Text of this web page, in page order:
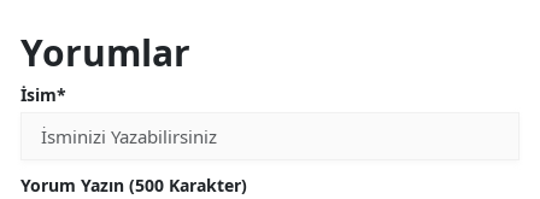
Yorumlar
İsim*
Yorum Yazın (500 Karakter)